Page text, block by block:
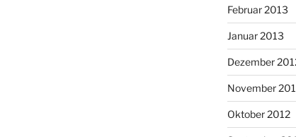
Februar 2013
Januar 2013
Dezember
November
Oktober 2012